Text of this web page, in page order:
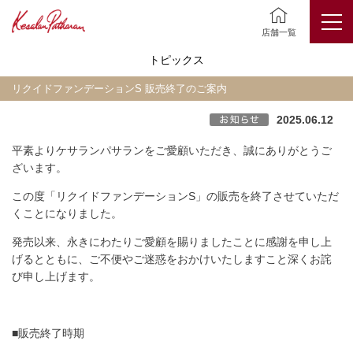
店舗一覧
トピックス
リクイドファンデーションS 販売終了のご案内
2025.06.12
平素よりケサランパサランをご愛顧いただき、誠にありがとうご
ざいます。
この度「リクイドファンデーションS」の販売を終了させていただ
くことになりました。
発売以来、永きにわたりご愛顧を賜りましたことに感謝を申し上
げるとともに、ご不便やご迷惑をおかけいたしますこと深くお詫
び申し上げます。
■販売終了時期